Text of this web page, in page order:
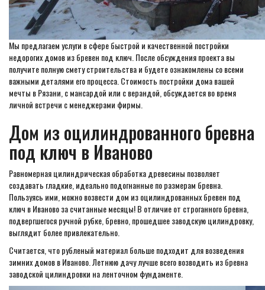
Мы предлагаем услуги в сфере быстрой и качественной постройки
недорогих домов из бревен под ключ. После обсуждения проекта вы
получите полную смету строительства и будете ознакомлены со всеми
важными деталями его процесса. Стоимость постройки дома вашей
мечты в Рязани, с мансардой или с верандой, обсуждается во время
личной встречи с менеджерами фирмы.
Дом из оцилиндрованного бревна
под ключ в Иваново
Равномерная цилиндрическая обработка древесины позволяет
создавать гладкие, идеально подогнанные по размерам бревна.
Пользуясь ими, можно возвести дом из оцилиндрованных бревен под
ключ в Иваново за считанные месяцы! В отличие от строганного бревна,
подвергшегося ручной рубке, бревно, прошедшее заводскую цилиндровку,
выглядит более привлекательно.
Считается, что рубленый материал больше подходит для возведения
зимних домов в Иваново. Летнюю дачу лучше всего возводить из бревна
заводской цилиндровки на ленточном фундаменте.